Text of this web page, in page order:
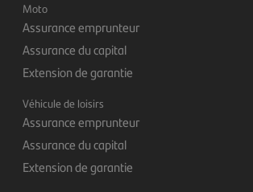
Moto
Assurance emprunteur
Assurance du capital
Extension de garantie
Véhicule de loisirs
Assurance emprunteur
Assurance du capital
Extension de garantie